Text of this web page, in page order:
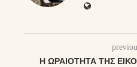
Η ΩΡΑΙΌΤΗΤΑ ΤΗΣ